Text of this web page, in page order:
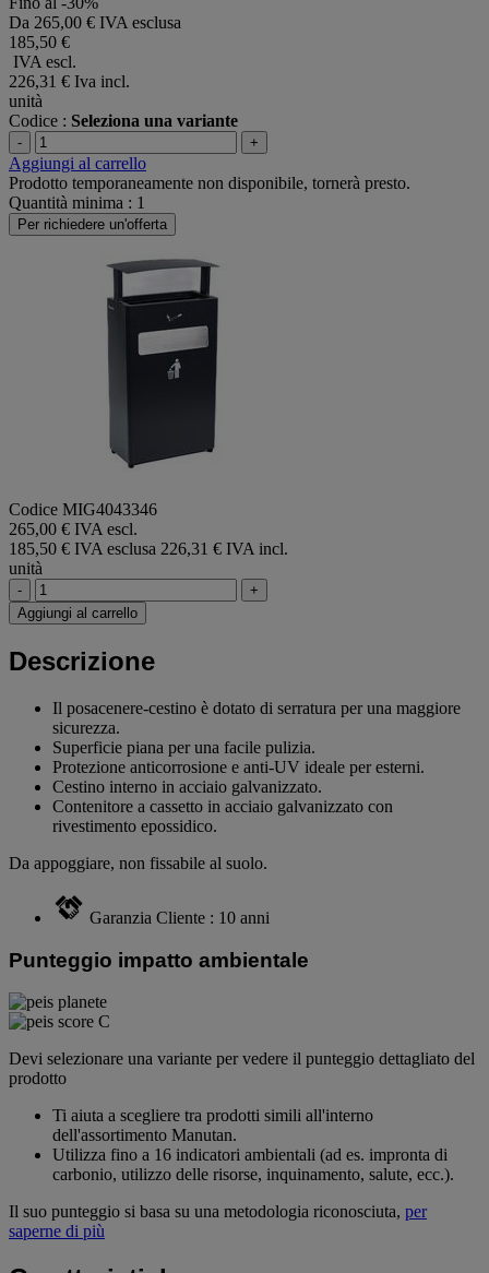
Da 265,00 € IVA esclusa
185,50 €
IVA escl.
226,31 € Iva incl.
unità
Codice : Seleziona una variante
- +
Aggiungi al carrello
Prodotto temporaneamente non disponibile, tornerà presto.
Quantità minima : 1
Per richiedere un'offerta
Codice MIG4043346
265,00 € IVA escl.
185,50 € IVA esclusa 226,31 € IVA incl.
unità
-
+
Aggiungi al carrello
Descrizione
Il posacenere-cestino è dotato di serratura per una maggiore
sicurezza.
Superficie piana per una facile pulizia.
Protezione anticorrosione e anti-UV ideale per esterni.
Cestino interno in acciaio galvanizzato.
Contenitore a cassetto in acciaio galvanizzato con
rivestimento epossidico.
Da appoggiare, non fissabile al suolo.
Garanzia Cliente : 10 anni
Punteggio impatto ambientale
Devi selezionare una variante per vedere il punteggio dettagliato del
prodotto
Ti aiuta a scegliere tra prodotti simili all'interno
dell'assortimento Manutan.
Utilizza fino a 16 indicatori ambientali (ad es. impronta di
carbonio, utilizzo delle risorse, inquinamento, salute, ecc.).
Il suo punteggio si basa su una metodologia riconosciuta, per
saperne di più